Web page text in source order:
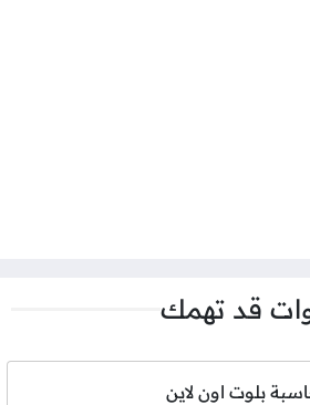
قد تهمك
بلوت اون لاين